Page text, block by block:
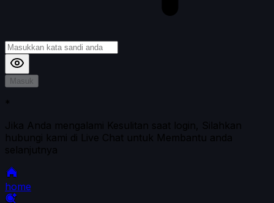
Masuk
*
Jika Anda mengalami Kesulitan saat login, Silahkan
hubungi kami di Live Chat untuk Membantu anda
selanjutnya
home